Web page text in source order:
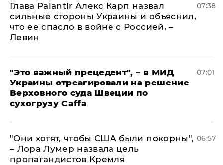
Глава Palantir Алекс Карп назвал
сильные стороны Украины и объяснил,
что ее спасло в войне с Россией, –
Левин
07:38
"Это важный прецедент", – в МИД
Украины отреагировали на решение
Верховного суда Швеции по
сухогрузу Caffa
07:01
"Они хотят, чтобы США были покорны",
– Лора Лумер назвала цель
пропагандистов Кремля
06:57